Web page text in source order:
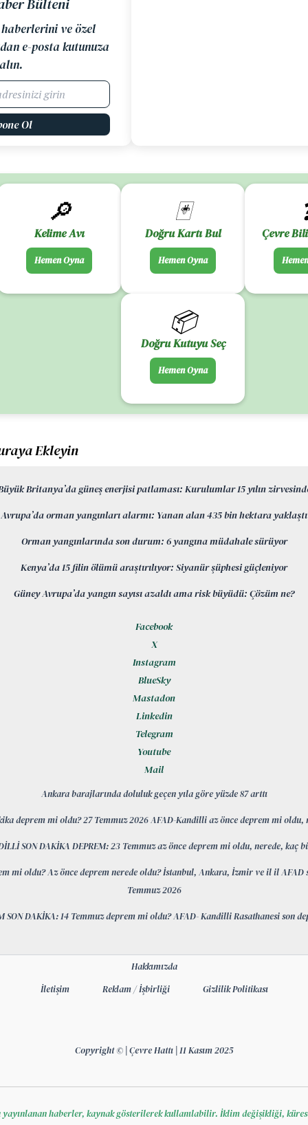
Bülteni
ve özel
e-posta kutunuza
Ol
🔎
Kelime Avı
Hemen Oyna
🃏
Doğru Kartı Bul
Hemen Oyna
Çevre
📦
Doğru Kutuyu Seç
Hemen Oyna
Ekleyin
Britanya’da güneş enerjisi patlaması: Kurulumlar 15 yılın
Avrupa’da orman yangınları alarmı: Yanan alan 435 bin hektara yaklaştı
Orman yangınlarında son durum: 6 yangına müdahale sürüyor
Kenya’da 15 filin ölümü araştırılıyor: Siyanür şüphesi güçleniyor
Güney Avrupa’da yangın sayısı azaldı ama risk büyüdü: Çözüm ne?
Facebook
X
Instagram
BlueSky
Mastadon
Linkedin
Telegram
Youtube
Mail
Ankara barajlarında doluluk geçen yıla göre yüzde 87 arttı
deprem mi oldu? 27 Temmuz 2026 AFAD-Kandilli az önce deprem mi oldu,
SON DAKİKA DEPREM: 23 Temmuz az önce deprem mi oldu, nerede, kaç
mi oldu? Az önce deprem nerede oldu? İstanbul, Ankara, İzmir ve il il AFAD
Temmuz 2026
SON DAKİKA: 14 Temmuz deprem mi oldu? AFAD- Kandilli Rasathanesi son
Hakkımızda
İletişim
Reklam / İşbirliği Gizlilik Politikası
Copyright © | Çevre Hattı | 11 Kasım 2025
yayınlanan haberler, kaynak gösterilerek kullanılabilir. İklim değişikliği,